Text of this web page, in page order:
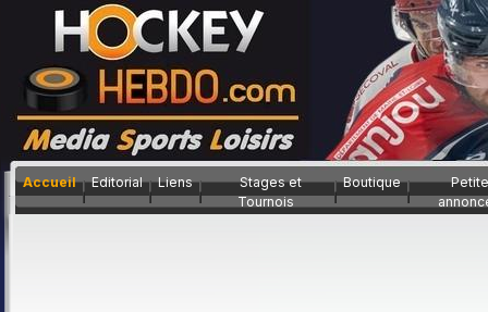
Accueil Editorial Liens
Stages et
Tournois
Boutique